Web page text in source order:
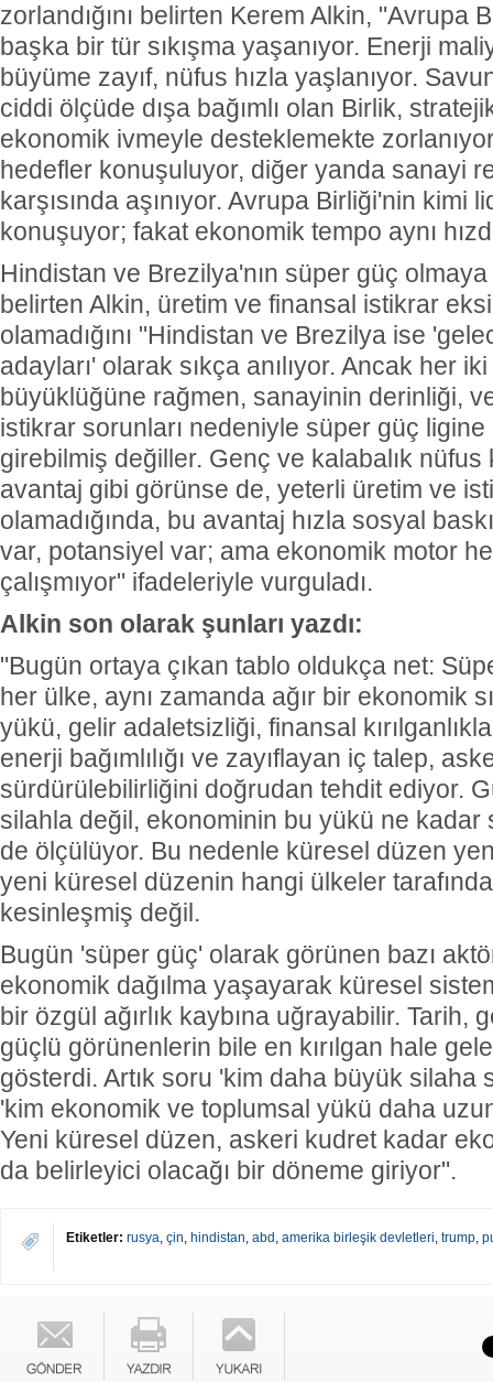
zorlandığını belirten Kerem Alkin, "Avrupa
başka bir tür sıkışma yaşanıyor. Enerji
büyüme zayıf, nüfus hızla yaşlanıyor.
ciddi ölçüde dışa bağımlı olan Birlik,
ekonomik ivmeyle desteklemekte
hedefler konuşuluyor, diğer yanda sanayi
karşısında aşınıyor. Avrupa Birliği'nin kimi
konuşuyor; fakat ekonomik tempo aynı
Hindistan ve Brezilya'nın süper güç
belirten Alkin, üretim ve finansal istikrar
olamadığını "Hindistan ve Brezilya ise
adayları' olarak sıkça anılıyor. Ancak her
büyüklüğüne rağmen, sanayinin derinliği,
istikrar sorunları nedeniyle süper güç ligine
girebilmiş değiller. Genç ve kalabalık nüfus
avantaj gibi görünse de, yeterli üretim ve
olamadığında, bu avantaj hızla sosyal
var, potansiyel var; ama ekonomik motor
çalışmıyor" ifadeleriyle vurguladı.
Alkin son olarak şunları yazdı:
"Bugün ortaya çıkan tablo oldukça net:
her ülke, aynı zamanda ağır bir ekonomik
yükü, gelir adaletsizliği, finansal
enerji bağımlılığı ve zayıflayan iç talep,
sürdürülebilirliğini doğrudan tehdit ediyor.
silahla değil, ekonominin bu yükü ne kadar
de ölçülüyor. Bu nedenle küresel düzen
yeni küresel düzenin hangi ülkeler
kesinleşmiş değil.
Bugün 'süper güç' olarak görünen bazı
ekonomik dağılma yaşayarak küresel
bir özgül ağırlık kaybına uğrayabilir. Tarih,
güçlü görünenlerin bile en kırılgan hale
gösterdi. Artık soru 'kim daha büyük silaha
'kim ekonomik ve toplumsal yükü daha
Yeni küresel düzen, askeri kudret kadar
da belirleyici olacağı bir döneme giriyor".
Etiketler: rusya, çin, hindistan, abd , amerika birleşik devletleri, trump,